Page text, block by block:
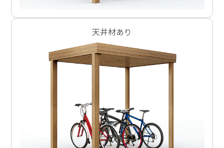
天井材あり